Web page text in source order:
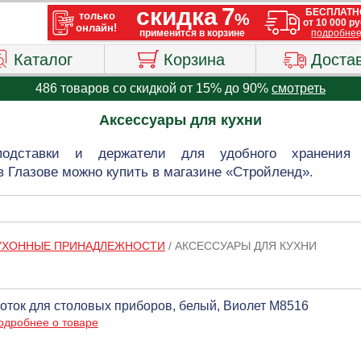
Каталог Корзина
486 товаров со скидкой от 15% до 90% смотреть
Аксессуары для кухни
и держатели для удобного хранения
можно купить в магазине «Стройленд».
ПРИНАДЛЕЖНОСТИ / АКСЕССУАРЫ ДЛЯ КУХНИ
для столовых приборов, белый, Виолет М8516
о товаре